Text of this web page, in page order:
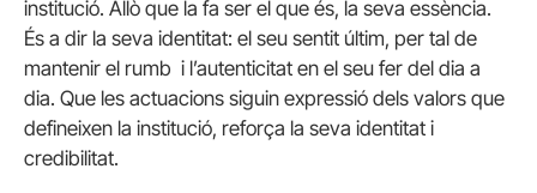
institució. Allò que la fa ser el que és, la seva essència.
És a dir la seva identitat: el seu sentit últim, per tal de
mantenir el rumb i l’autenticitat en el seu fer del dia a
dia. Que les actuacions siguin expressió dels valors que
defineixen la institució, reforça la seva identitat i
credibilitat.